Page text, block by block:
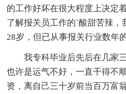
的工作好坏在很大程度上决定
了解报关员工作的`酸甜苦辣，
28岁，但已从事报关行业数年
我专科毕业后先后在几家
也许是运气不好，一直干得不
资，离自己三十岁前当百万富